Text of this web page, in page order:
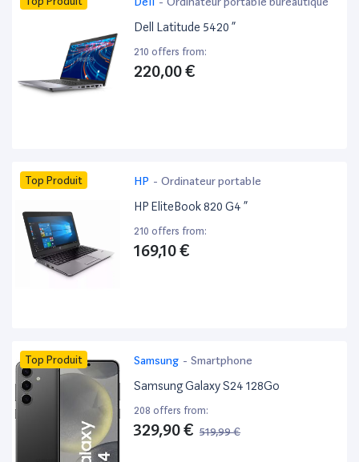
Dell Latitude 5420 ”
210 offers from:
220,00 €
Top Produit HP - Ordinateur portable
HP EliteBook 820 G4 ”
210 offers from:
169,10 €
Top Produit Samsung - Smartphone
Samsung Galaxy S24 128Go
208 offers from:
329,90 € 519,99 €